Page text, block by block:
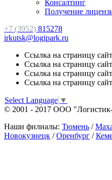
Консалтинг
Получение
+7 (3952) 815278
irkutsk@logipark.ru
Ссылка на страницу
Ссылка на страницу
Ссылка на страницу
Ссылка на страницу
Select Language ▼
© 2001 - 2017 ООО
Наши филиалы: Тюмень /
Новокузнецк /Оренбург /